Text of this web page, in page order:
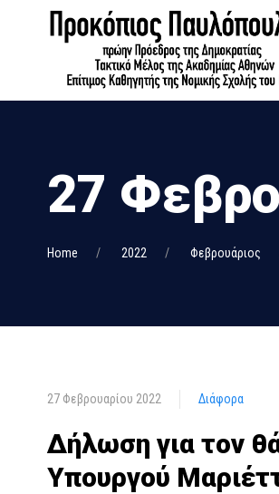
27
Home 2022 Φεβρουάριος
27 Φεβρουαρίου 2022 Διάφορα
Δήλωση για τον
Υπουργού